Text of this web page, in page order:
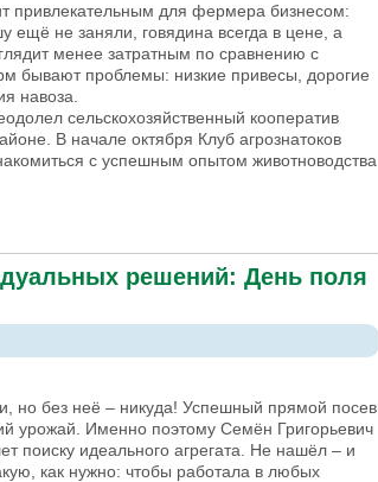
привлекательным для фермера бизнесом:
ещё не заняли, говядина всегда в цене, а
менее затратным по сравнению с
бывают проблемы: низкие привесы, дорогие
навоза.
сельскохозяйственный кооператив
В начале октября Клуб агрознатоков
с успешным опытом животноводства
решений: День поля
но без неё – никуда! Успешный прямой посев
урожай. Именно поэтому Семён Григорьевич
поиску идеального агрегата. Не нашёл – и
как нужно: чтобы работала в любых